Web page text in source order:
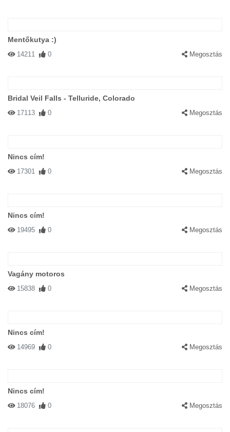
Mentőkutya :)
14211 0 Megosztás
Bridal Veil Falls - Telluride, Colorado
17113 0 Megosztás
Nincs cím!
17301 0 Megosztás
Nincs cím!
19495 0 Megosztás
Vagány motoros
15838 0 Megosztás
Nincs cím!
14969 0 Megosztás
Nincs cím!
18076 0 Megosztás